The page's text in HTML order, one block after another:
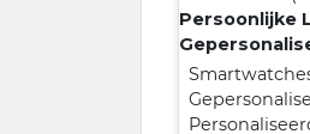
Persoonlijke